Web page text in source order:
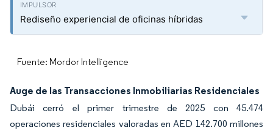
Rediseño experiencial de oficinas híbridas
Fuente: Mordor Intelligence
Auge de las Transacciones Inmobiliarias Residenciales
Dubái cerró el primer trimestre de 2025 con 45.474
operaciones residenciales valoradas en AED 142.700 millones